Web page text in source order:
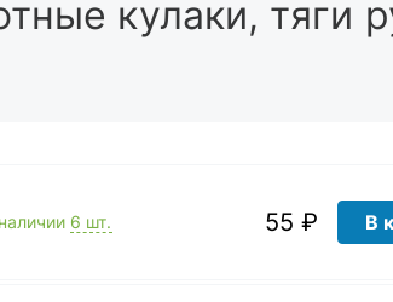
кулаки, тяги
6 шт. 55 ₽ В